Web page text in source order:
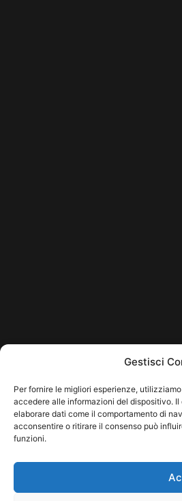
Gestisci
Per fornire le migliori esperienze,
accedere alle informazioni del dispositivo.
elaborare dati come il comportamento di
acconsentire o ritirare il consenso può
funzioni.